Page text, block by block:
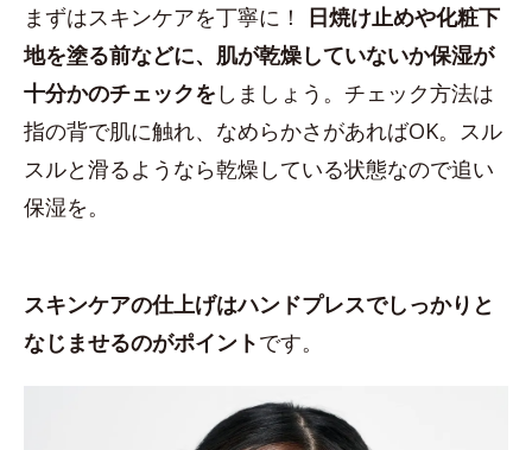
まずはスキンケアを丁寧に！
日焼け止めや化粧下
地を塗る前などに、肌が乾燥していないか保湿が
十分かのチェックを しましょう。チェック方法は
指の背で肌に触れ、なめらかさがあればOK。スル
スルと滑るようなら乾燥している状態なので追い
保湿を。
スキンケアの仕上げはハンドプレスでしっかりと
なじませるのがポイントです。